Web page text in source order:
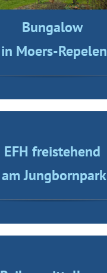
Bungalow
in Moers-Repelen
EFH freistehend
am Jungbornpark